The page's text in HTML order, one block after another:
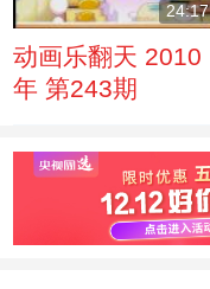
24:17
动画乐翻天 2010
年 第243期